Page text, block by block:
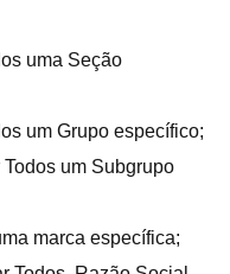
uma Seção
um Grupo específico;
um Subgrupo
marca específica;